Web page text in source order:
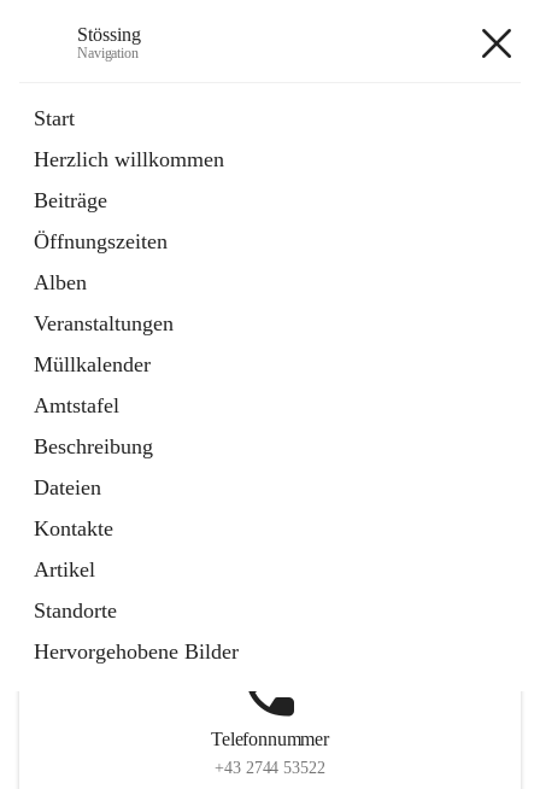
Stössing
Navigation
Start
Herzlich willkommen
Beiträge
Öffnungszeiten
Alben
Veranstaltungen
Müllkalender
Amtstafel
Beschreibung
Dateien
Kontakte
Artikel
Standorte
Hervorgehobene Bilder
Datei
in
Tab
Kindergarten
öffnet
in
neuem
Tab
Telefonnummer
+43 2744 53522